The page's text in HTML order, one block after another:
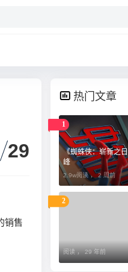
29
销售
热门文章
1
《蜘蛛侠：崭新之
峰
2.9w阅读 ，2 周前
2
阅读 ， 29 年前